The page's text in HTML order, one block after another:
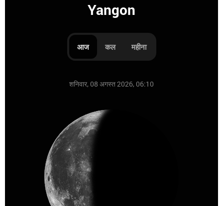
Yangon
आज कल महीना
शनिवार, 08 अगस्त 2026, 06:10